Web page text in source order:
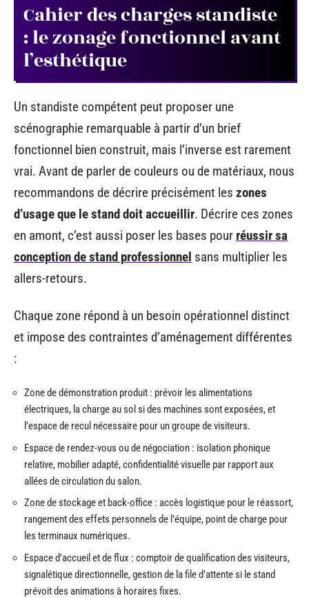
Cahier des charges standiste
: le zonage fonctionnel avant
l’esthétique
Un standiste compétent peut proposer une
scénographie remarquable à partir d’un brief
fonctionnel bien construit, mais l’inverse est rarement
vrai. Avant de parler de couleurs ou de matériaux, nous
recommandons de décrire précisément les zones
d’usage que le stand doit accueillir. Décrire ces zones
en amont, c’est aussi poser les bases pour réussir sa
conception de stand professionnel sans multiplier les
allers-retours.
Chaque zone répond à un besoin opérationnel distinct
et impose des contraintes d’aménagement différentes
:
Zone de démonstration produit : prévoir les alimentations
électriques, la charge au sol si des machines sont exposées, et
l’espace de recul nécessaire pour un groupe de visiteurs.
Espace de rendez-vous ou de négociation : isolation phonique
relative, mobilier adapté, confidentialité visuelle par rapport aux
allées de circulation du salon.
Zone de stockage et back-office : accès logistique pour le réassort,
rangement des effets personnels de l’équipe, point de charge pour
les terminaux numériques.
Espace d’accueil et de flux : comptoir de qualification des visiteurs,
signalétique directionnelle, gestion de la file d’attente si le stand
prévoit des animations à horaires fixes.